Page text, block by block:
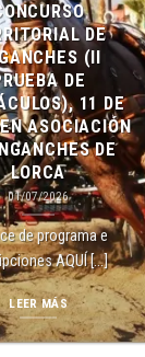
DE
(II
DE
11 DE
ASOCIACIÓN
DE
LORCA
01/07/2026
de programa e
AQUÍ [...]
LEER MÁS